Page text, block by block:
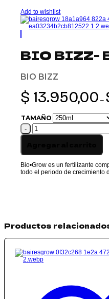
Add to wishlist
BIO BIZZ-
BIO BIZZ
$ 13.950,00 –
TAMAÑO
BIO
BIZZ-
cantidad
Bio•Grow es un fertilizante
todo el periodo de crecimiento
Productos